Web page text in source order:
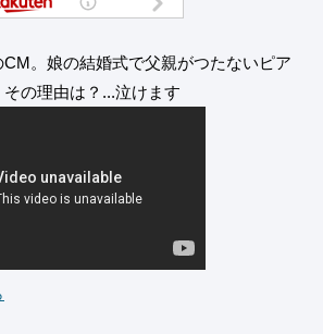
。娘の結婚式で父親がつたないピア
の理由は？...泣けます